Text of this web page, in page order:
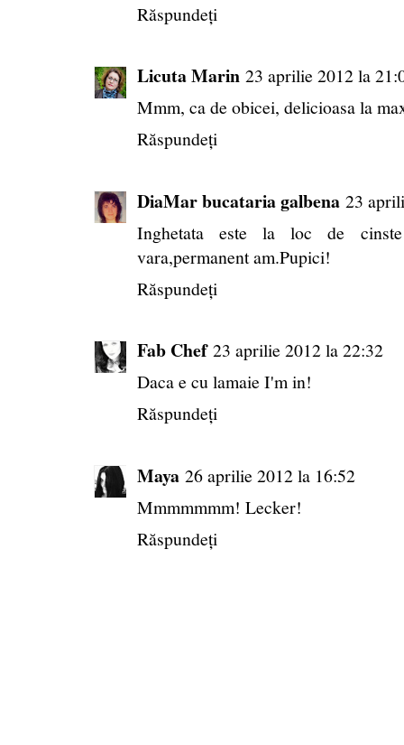
Răspundeți
Licuta Marin 23 aprilie 2012 la
Mmm, ca de obicei, delicioasa la
Răspundeți
DiaMar bucataria galbena 23
Inghetata este la loc de
vara,permanent am.Pupici!
Răspundeți
Fab Chef 23 aprilie 2012 la 22:32
Daca e cu lamaie I'm in!
Răspundeți
Maya 26 aprilie 2012 la 16:52
Mmmmmmm! Lecker!
Răspundeți